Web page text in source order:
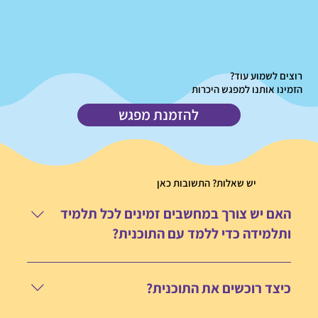
להזמנת מפגש
רוצים לשמוע עוד?
הזמינו אותנו למפגש היכרות
יש שאלות? התשובות כאן
האם יש צורך במחשבים זמינים לכל תלמיד
ותלמידה כדי ללמד עם התוכנית?
אנחנו ממליצים להקרין בכיתה שלוש פעמים בשבוע את יחידות
המליאה הדיגיטליות כחלק מהקניה מיטבית של השיעור. אנחנו
כיצד רוכשים את התוכנית?